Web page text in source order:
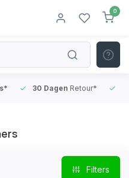
0
30 Dagen Retour*
Filters